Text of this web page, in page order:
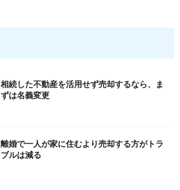
相続した不動産を活用せず売却するなら、ま
ずは名義変更
離婚で一人が家に住むより売却する方がトラ
ブルは減る